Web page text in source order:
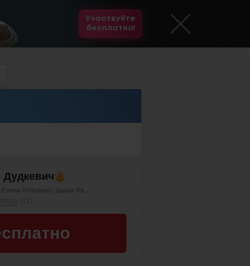
Участвуйте
бесплатно!
Дудкевич
Елена Холодных Дарья Иванова